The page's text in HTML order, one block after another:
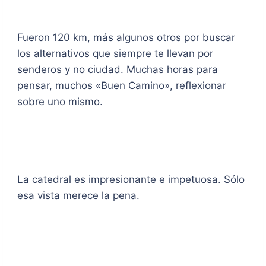
Fueron 120 km, más algunos otros por buscar
los alternativos que siempre te llevan por
senderos y no ciudad. Muchas horas para
pensar, muchos «Buen Camino», reflexionar
sobre uno mismo.
La catedral es impresionante e impetuosa. Sólo
esa vista merece la pena.